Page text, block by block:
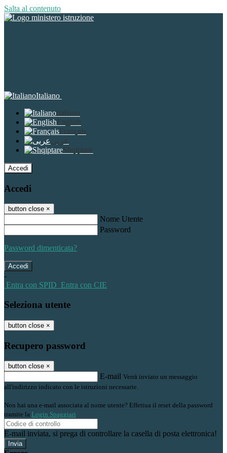
Salta al contenuto
Italiano
Italiano
English
Français
عربى
Shqiptare
Accedi
Accedi
button close ×
Nome Utente
Password
Password dimenticata?
-
Entra con SPID Entra con CIE
Seleziona utente
button close ×
Recupero password
button close ×
E-mail Verrà inviato un messaggio
all'indirizzo indicato con le istruzioni necessarie.
Non hai una e-mail associata al nome utente? Effettua il reset della password
tramite la Login Spaggiari
E-mail inviata, si prega di controllare la casella di posta elettronica!